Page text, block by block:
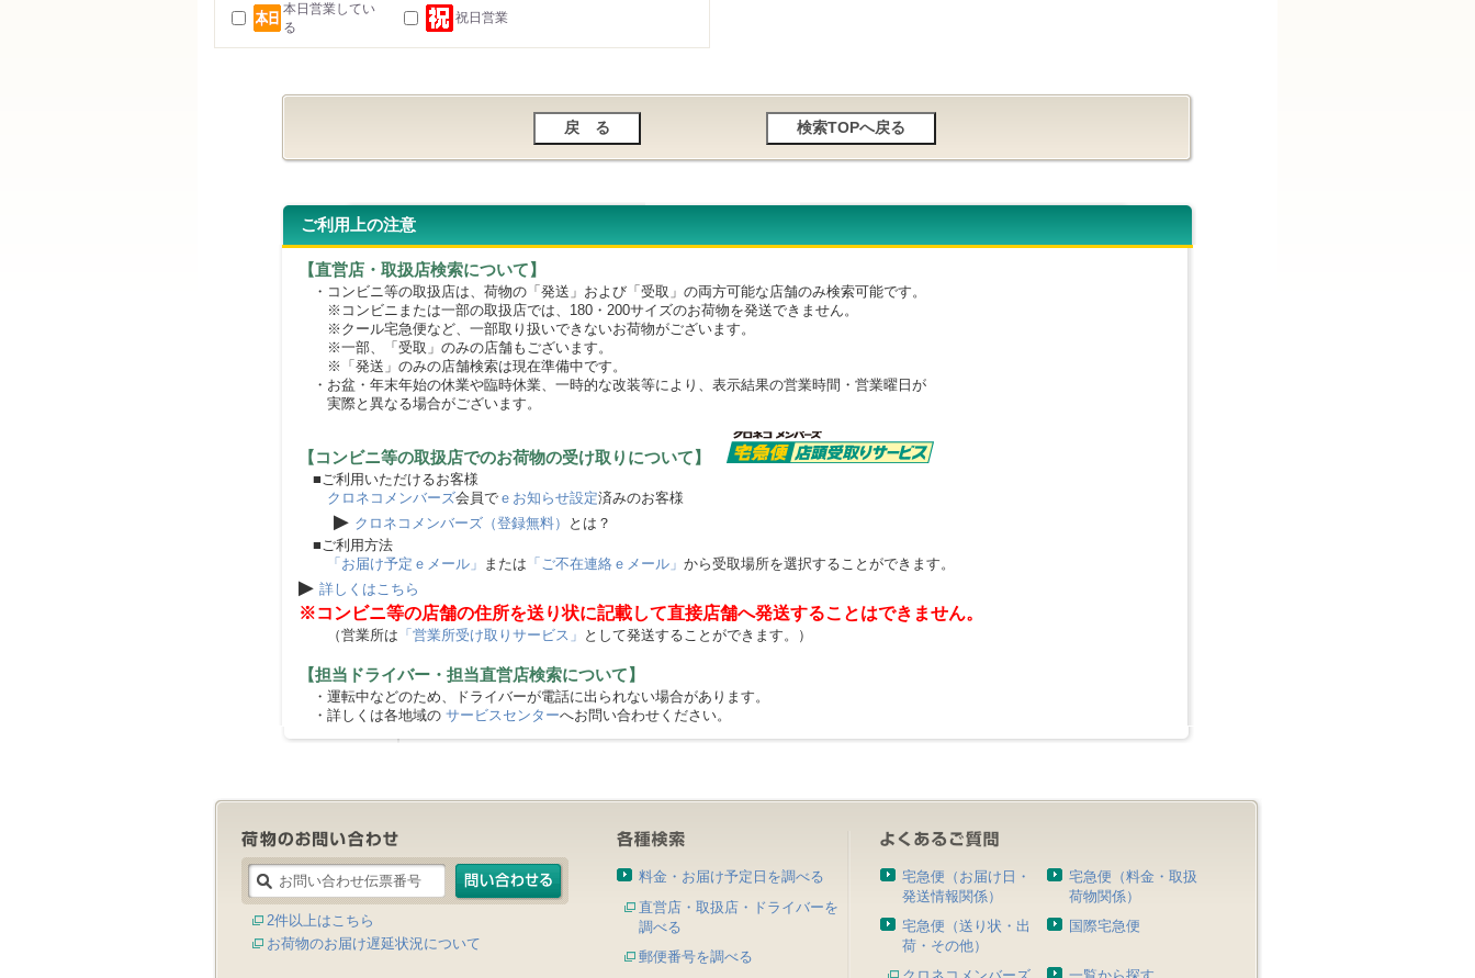
本日営業してい
る
祝日営業
ご利用上の注意
【直営店・取扱店検索について】
・コンビニ等の取扱店は、荷物の「発送」および「受取」の両方可能な店舗のみ検索可能です。
※コンビニまたは一部の取扱店では、180・200サイズのお荷物を発送できません。
※クール宅急便など、一部取り扱いできないお荷物がございます。
※一部、「受取」のみの店舗もございます。
※「発送」のみの店舗検索は現在準備中です。
・お盆・年末年始の休業や臨時休業、一時的な改装等により、表示結果の営業時間・営業曜日が
実際と異なる場合がございます。
【コンビニ等の取扱店でのお荷物の受け取りについて】
■ご利用いただけるお客様
クロネコメンバーズ会員で ｅお知らせ設定済みのお客様
▶ クロネコメンバーズ（登録無料）
とは？
■ご利用方法
「お届け予定ｅメール」 または 「ご不在連絡ｅメール」 から受取場所を選択することができます。
▶ 詳しくはこちら
※コンビニ等の店舗の住所を送り状に記載して直接店舗へ発送することはできません。
（営業所は 「営業所受け取りサービス」 として発送することができます。）
【担当ドライバー・担当直営店検索について】
・運転中などのため、ドライバーが電話に出られない場合があります。
・詳しくは各地域の サービスセンターへお問い合わせください。
2件以上はこちら
お荷物のお届け遅延状況について
料金・お届け予定日を調べる
直営店・取扱店・ドライバーを
調べる
郵便番号を調べる
宅急便（お届け日・
発送情報関係）
宅急便（料金・取扱
荷物関係）
宅急便（送り状・出
荷・その他）
国際宅急便